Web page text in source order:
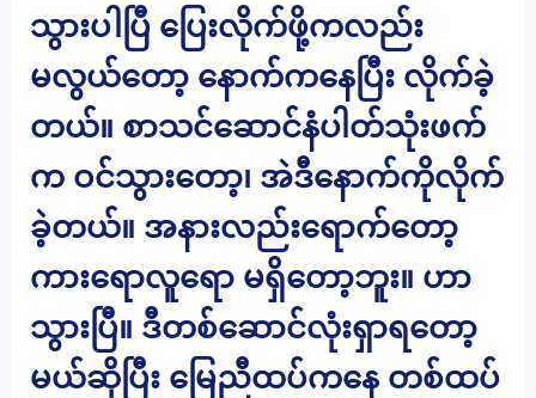
သွားပါပြီ ပြေးလိုက်ဖို့ကလည်း
မလွယ်တော့ နောက်ကနေပြီး လိုက်ခဲ့
တယ်။ စာသင်ဆောင်နံပါတ်သုံးဖက်
က ဝင်သွားတော့၊ အဲဒီနောက်ကိုလိုက်
ခဲ့တယ်။ အနားလည်းရောက်တော့
ကားရောလူရော မရှိတော့ဘူး။ ဟာ
သွားပြီ။ ဒီတစ်ဆောင်လုံးရှာရတော့
မယ်ဆိုပြီး မြေညီထပ်ကနေ တစ်ထပ်